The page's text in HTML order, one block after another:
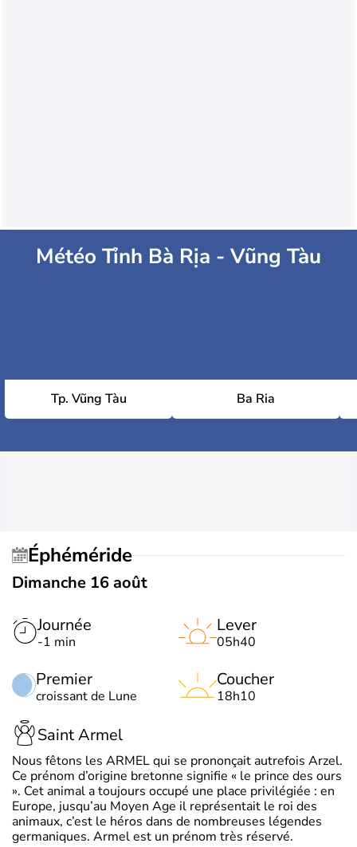
Météo Tỉnh Bà Rịa - Vũng Tàu
Tp. Vũng Tàu Ba Ria
Éphéméride
Dimanche 16 août
Journée
-1 min
Premier
croissant de Lune
Lever
05h40
Coucher
18h10
Saint Armel
Nous fêtons les ARMEL qui se prononçait autrefois Arzel.
Ce prénom d’origine bretonne signifie « le prince des ours
». Cet animal a toujours occupé une place privilégiée : en
Europe, jusqu’au Moyen Age il représentait le roi des
animaux, c’est le héros dans de nombreuses légendes
germaniques. Armel est un prénom très réservé.